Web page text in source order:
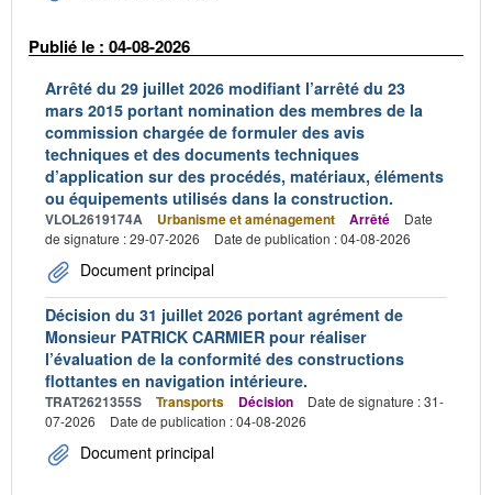
Publié le : 04-08-2026
Arrêté du 29 juillet 2026 modifiant l’arrêté du 23
mars 2015 portant nomination des membres de la
commission chargée de formuler des avis
techniques et des documents techniques
d’application sur des procédés, matériaux, éléments
ou équipements utilisés dans la construction.
VLOL2619174A Urbanisme et aménagement Arrêté
Date
de signature : 29-07-2026
Date de publication : 04-08-2026
Document principal
Décision du 31 juillet 2026 portant agrément de
Monsieur PATRICK CARMIER pour réaliser
l’évaluation de la conformité des constructions
flottantes en navigation intérieure.
TRAT2621355S Transports Décision
Date de signature : 31-
07-2026
Date de publication : 04-08-2026
Document principal